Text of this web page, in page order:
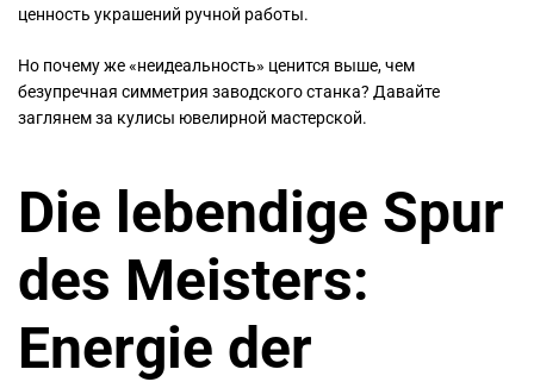
ценность украшений ручной работы.
Но почему же «неидеальность» ценится выше, чем
безупречная симметрия заводского станка? Давайте
заглянем за кулисы ювелирной мастерской.
Die lebendige Spur
des Meisters:
Energie der